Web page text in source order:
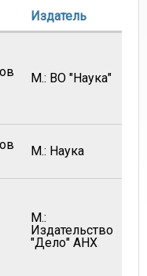
Издатель
М.: ВО "Наука"
М.: Наука
М.:
Издательство
"Дело" АНХ